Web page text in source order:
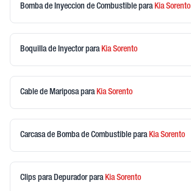
Bomba de Inyeccion de Combustible para KiaSorento
Boquilla de Inyectorpara KiaSorento
Cable de Mariposapara KiaSorento
Carcasa de Bomba de Combustible para KiaSorento
Clips para Depuradorpara KiaSorento